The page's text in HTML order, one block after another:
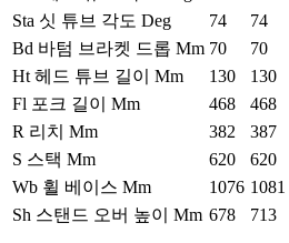
Sta 싯 튜브 각도 Deg
74 74
Bd 바텀 브라켓 드롭 Mm 70 70
Ht 헤드 튜브 길이 Mm
130 130
Fl 포크 길이 Mm
468 468
R 리치 Mm
382 387
S 스택 Mm
620 620
Wb 휠 베이스 Mm
1076 1081
Sh 스탠드 오버 높이 Mm 678 713